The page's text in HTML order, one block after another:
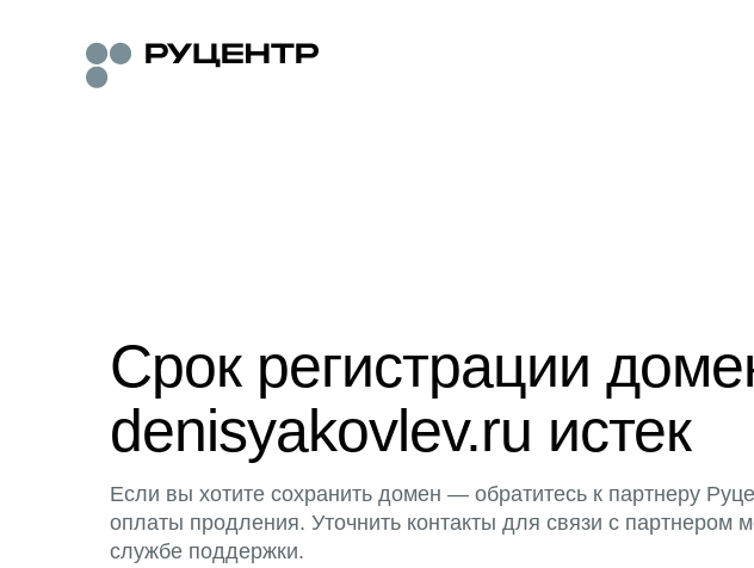
Срок регистрации
denisyakovlev.ru истек
Если вы хотите сохранить домен — обратитесь к партнеру
оплаты продления. Уточнить контакты для связи с партнером
службе поддержки.